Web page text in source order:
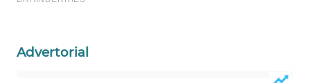
Advertorial